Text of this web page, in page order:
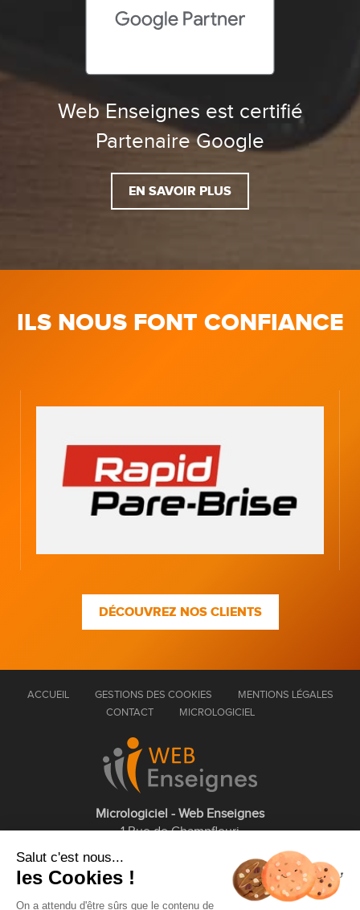
Web Enseignes est certifié
Partenaire Google
EN SAVOIR PLUS
ILS NOUS FONT CONFIANCE
DÉCOUVREZ NOS CLIENTS
ACCUEIL GESTIONS DES COOKIES
MENTIONS LÉGALES
CONTACT
MICROLOGICIEL
Micrologiciel - Web Enseignes
1 Rue de Champfleuri
01 75 43 63 60
Salut c'est nous...
les Cookies !
On a attendu d'être sûrs que le contenu de